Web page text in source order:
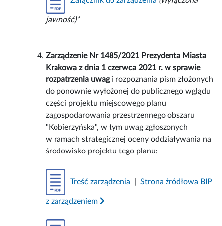
jawność)*
Zarządzenie Nr 1485/2021 Prezydenta Miasta
Krakowa z dnia 1 czerwca 2021 r. w sprawie
rozpatrzenia uwagi rozpoznania pism złożonych
do ponownie wyłożonej do publicznego wglądu
części projektu miejscowego planu
zagospodarowania przestrzennego obszaru
"Kobierzyńska", w tym uwag zgłoszonych
w ramach strategicznej oceny oddziaływania na
środowisko projektu tego planu:
Treść zarządzenia |Strona źródłowa BIP
z zarządzeniem